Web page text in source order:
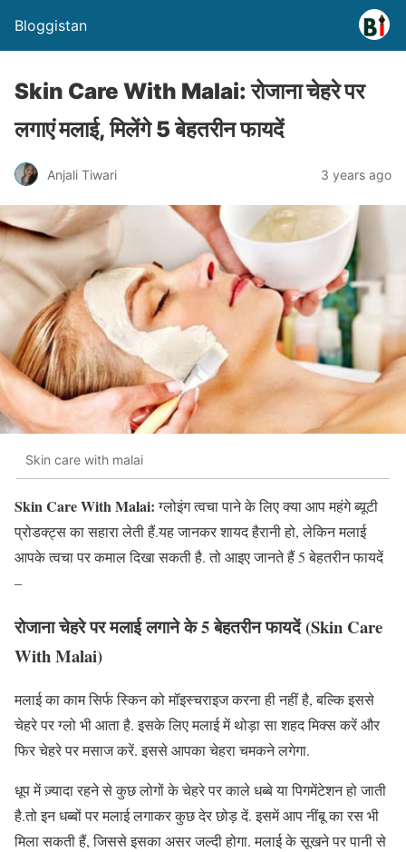
Bloggistan
Skin Care With Malai: रोजाना चेहरे पर
लगाएं मलाई, मिलेंगे 5 बेहतरीन फायदें
Anjali Tiwari 3 years ago
Skin care with malai
Skin Care With Malai:ग्लोइंग त्वचा पाने के लिए क्या आप महंगे ब्यूटी
प्रोडक्ट्स का सहारा लेती हैं.यह जानकर शायद हैरानी हो, लेकिन मलाई
आपके त्वचा पर कमाल दिखा सकती है. तो आइए जानते हैं 5 बेहतरीन फायदें
–
रोजाना चेहरे पर मलाई लगाने के 5 बेहतरीन फायदें(Skin Care
With Malai)
मलाई का काम सिर्फ स्किन को मॉइस्चराइज करना ही नहीं है, बल्कि इससे
चेहरे पर ग्लो भी आता है. इसके लिए मलाई में थोड़ा सा शहद मिक्स करें और
फिर चेहरे पर मसाज करें. इससे आपका चेहरा चमकने लगेगा.
धूप में ज़्यादा रहने से कुछ लोगों के चेहरे पर काले धब्बे या पिगमेंटेशन हो जाती
है.तो इन धब्बों पर मलाई लगाकर कुछ देर छोड़ दें. इसमें आप नींबू का रस भी
मिला सकती हैं, जिससे इसका असर जल्दी होगा. मलाई के सूखने पर पानी से